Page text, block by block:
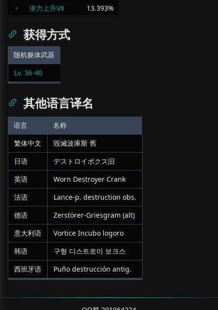
潜力上升Ⅶ
13.393%
获得方式
随机躯体武器
Lv. 36-40
其他语言译名
语言
名称
繁体中文
毀滅波庫斯 舊
日语
デストロイボクス旧
英语
Worn Destroyer Crank
法语
Lance-p. destruction obs.
德语
Zerstörer-Griesgram (alt)
意大利语
Vortice Incubo logoro
韩语
구형 디스트로이 보크스
西班牙语
Puño destrucción antig.